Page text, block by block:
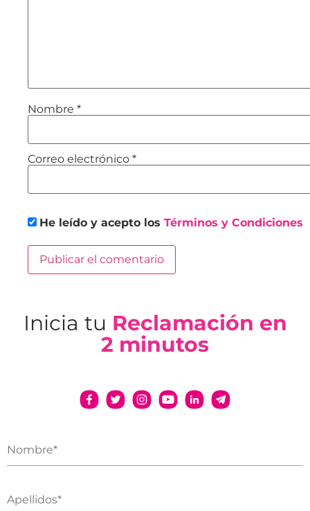
Nombre *
Correo electrónico *
He leído y acepto los Términos y Condiciones
Inicia tu Reclamación en
2 minutos